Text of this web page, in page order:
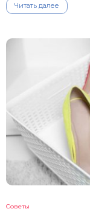
Читать далее
Советы